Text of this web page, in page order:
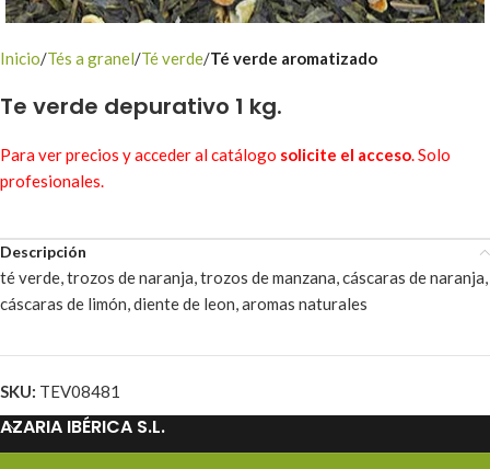
Inicio Tés a granel Té verde Té verde aromatizado
Te verde depurativo 1 kg.
Para ver precios y acceder al catálogo solicite el acceso. Solo
profesionales.
Descripción
té verde, trozos de naranja, trozos de manzana, cáscaras de naranja,
cáscaras de limón, diente de leon, aromas naturales
SKU: TEV08481
AZARIA IBÉRICA S.L.